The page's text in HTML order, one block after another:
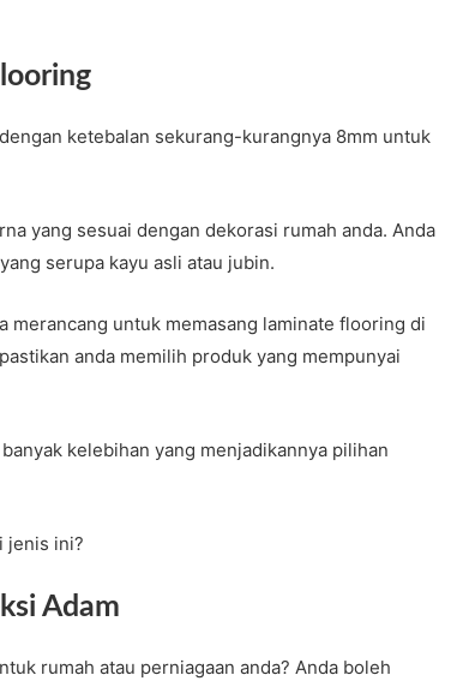
ketebalan sekurang-kurangnya 8mm untuk
yang sesuai dengan dekorasi rumah anda. Anda
serupa kayu asli atau jubin.
merancang untuk memasang laminate flooring di
anda memilih produk yang mempunyai
kelebihan yang menjadikannya pilihan
jenis ini?
Adam
rumah atau perniagaan anda? Anda boleh